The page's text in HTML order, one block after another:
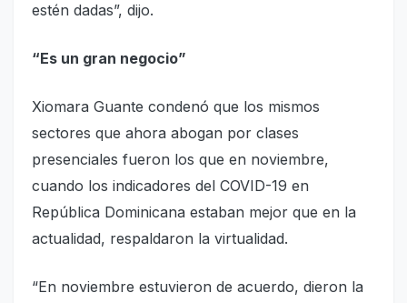
estén dadas”, dijo.
“Es un gran negocio”
Xiomara Guante condenó que los mismos
sectores que ahora abogan por clases
presenciales fueron los que en noviembre,
cuando los indicadores del COVID-19 en
República Dominicana estaban mejor que en la
actualidad, respaldaron la virtualidad.
“En noviembre estuvieron de acuerdo, dieron la